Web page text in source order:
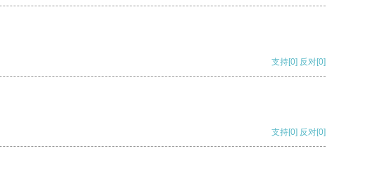
支持[0] 反对[0]
支持[0] 反对[0]